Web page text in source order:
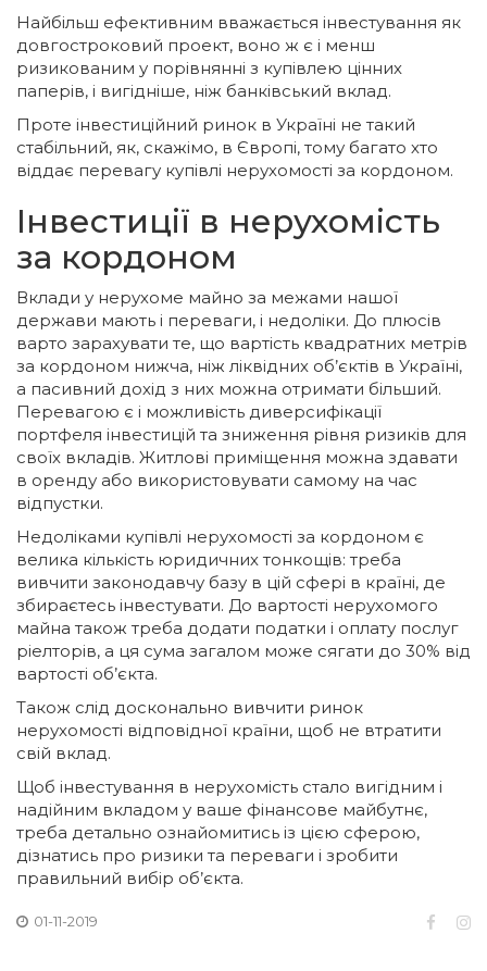
Найбільш ефективним вважається інвестування як
довгостроковий проект, воно ж є і менш
ризикованим у порівнянні з купівлею цінних
паперів, і вигідніше, ніж банківський вклад.
Проте інвестиційний ринок в Україні не такий
стабільний, як, скажімо, в Європі, тому багато хто
віддає перевагу купівлі нерухомості за кордоном.
Інвестиції в нерухомість
за кордоном
Вклади у нерухоме майно за межами нашої
держави мають і переваги, і недоліки. До плюсів
варто зарахувати те, що вартість квадратних метрів
за кордоном нижча, ніж ліквідних об’єктів в Україні,
а пасивний дохід з них можна отримати більший.
Перевагою є і можливість диверсифікації
портфеля інвестицій та зниження рівня ризиків для
своїх вкладів. Житлові приміщення можна здавати
в оренду або використовувати самому на час
відпустки.
Недоліками купівлі нерухомості за кордоном є
велика кількість юридичних тонкощів: треба
вивчити законодавчу базу в цій сфері в країні, де
збираєтесь інвестувати. До вартості нерухомого
майна також треба додати податки і оплату послуг
ріелторів, а ця сума загалом може сягати до 30% від
вартості об’єкта.
Також слід досконально вивчити ринок
нерухомості відповідної країни, щоб не втратити
свій вклад.
Щоб інвестування в нерухомість стало вигідним і
надійним вкладом у ваше фінансове майбутнє,
треба детально ознайомитись із цією сферою,
дізнатись про ризики та переваги і зробити
правильний вибір об’єкта.
01-11-2019